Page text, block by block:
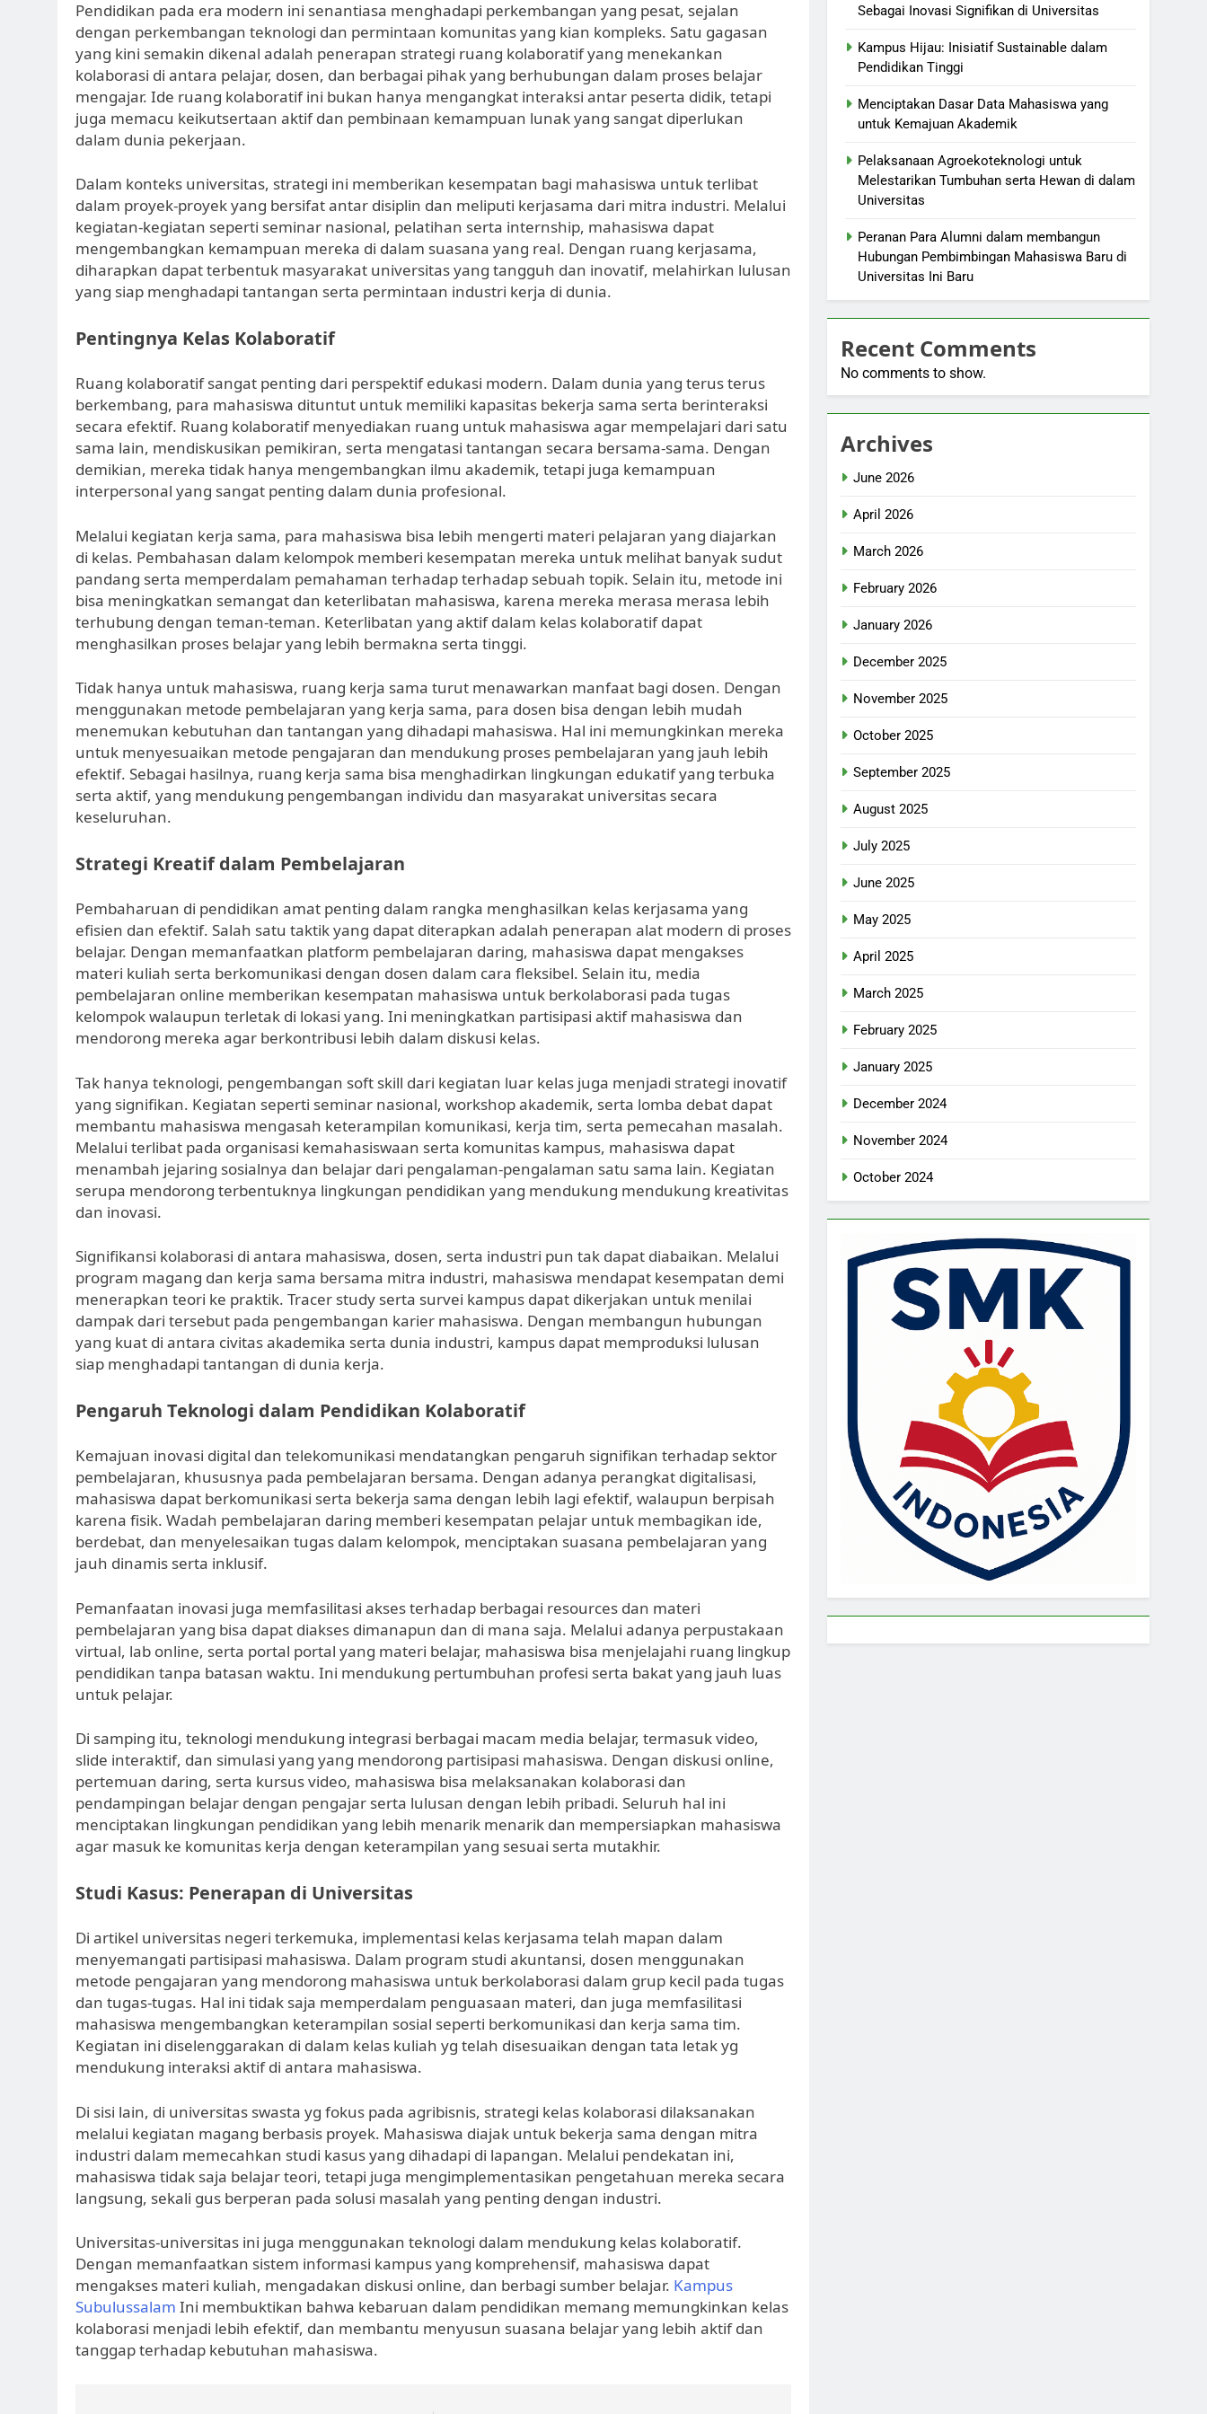
6 Months Ago
Kegiatan Ilmiah dalam rangka Mengasah Kemampuan Menulis
6 Months Ago
Program Global: Mendidik Mahasiswa agar Bersaing pada Tingkat Internasional
6 Months Ago
Pendidikan pada era modern ini senantiasa menghadapi perkembangan yang pesat, sejalan
dengan perkembangan teknologi dan permintaan komunitas yang kian kompleks. Satu gagasan
yang kini semakin dikenal adalah penerapan strategi ruang kolaboratif yang menekankan
kolaborasi di antara pelajar, dosen, dan berbagai pihak yang berhubungan dalam proses belajar
mengajar. Ide ruang kolaboratif ini bukan hanya mengangkat interaksi antar peserta didik, tetapi
juga memacu keikutsertaan aktif dan pembinaan kemampuan lunak yang sangat diperlukan
dalam dunia pekerjaan.
Dalam konteks universitas, strategi ini memberikan kesempatan bagi mahasiswa untuk terlibat
dalam proyek-proyek yang bersifat antar disiplin dan meliputi kerjasama dari mitra industri. Melalui
kegiatan-kegiatan seperti seminar nasional, pelatihan serta internship, mahasiswa dapat
mengembangkan kemampuan mereka di dalam suasana yang real. Dengan ruang kerjasama,
diharapkan dapat terbentuk masyarakat universitas yang tangguh dan inovatif, melahirkan lulusan
yang siap menghadapi tantangan serta permintaan industri kerja di dunia.
Pentingnya Kelas Kolaboratif
Ruang kolaboratif sangat penting dari perspektif edukasi modern. Dalam dunia yang terus terus
berkembang, para mahasiswa dituntut untuk memiliki kapasitas bekerja sama serta berinteraksi
secara efektif. Ruang kolaboratif menyediakan ruang untuk mahasiswa agar mempelajari dari satu
sama lain, mendiskusikan pemikiran, serta mengatasi tantangan secara bersama-sama. Dengan
demikian, mereka tidak hanya mengembangkan ilmu akademik, tetapi juga kemampuan
interpersonal yang sangat penting dalam dunia profesional.
Melalui kegiatan kerja sama, para mahasiswa bisa lebih mengerti materi pelajaran yang diajarkan
di kelas. Pembahasan dalam kelompok memberi kesempatan mereka untuk melihat banyak sudut
pandang serta memperdalam pemahaman terhadap terhadap sebuah topik. Selain itu, metode ini
bisa meningkatkan semangat dan keterlibatan mahasiswa, karena mereka merasa merasa lebih
terhubung dengan teman-teman. Keterlibatan yang aktif dalam kelas kolaboratif dapat
menghasilkan proses belajar yang lebih bermakna serta tinggi.
Tidak hanya untuk mahasiswa, ruang kerja sama turut menawarkan manfaat bagi dosen. Dengan
menggunakan metode pembelajaran yang kerja sama, para dosen bisa dengan lebih mudah
menemukan kebutuhan dan tantangan yang dihadapi mahasiswa. Hal ini memungkinkan mereka
untuk menyesuaikan metode pengajaran dan mendukung proses pembelajaran yang jauh lebih
efektif. Sebagai hasilnya, ruang kerja sama bisa menghadirkan lingkungan edukatif yang terbuka
serta aktif, yang mendukung pengembangan individu dan masyarakat universitas secara
keseluruhan.
Strategi Kreatif dalam Pembelajaran
Pembaharuan di pendidikan amat penting dalam rangka menghasilkan kelas kerjasama yang
efisien dan efektif. Salah satu taktik yang dapat diterapkan adalah penerapan alat modern di proses
belajar. Dengan memanfaatkan platform pembelajaran daring, mahasiswa dapat mengakses
materi kuliah serta berkomunikasi dengan dosen dalam cara fleksibel. Selain itu, media
pembelajaran online memberikan kesempatan mahasiswa untuk berkolaborasi pada tugas
kelompok walaupun terletak di lokasi yang. Ini meningkatkan partisipasi aktif mahasiswa dan
mendorong mereka agar berkontribusi lebih dalam diskusi kelas.
Tak hanya teknologi, pengembangan soft skill dari kegiatan luar kelas juga menjadi strategi inovatif
yang signifikan. Kegiatan seperti seminar nasional, workshop akademik, serta lomba debat dapat
membantu mahasiswa mengasah keterampilan komunikasi, kerja tim, serta pemecahan masalah.
Melalui terlibat pada organisasi kemahasiswaan serta komunitas kampus, mahasiswa dapat
menambah jejaring sosialnya dan belajar dari pengalaman-pengalaman satu sama lain. Kegiatan
serupa mendorong terbentuknya lingkungan pendidikan yang mendukung mendukung kreativitas
dan inovasi.
Signifikansi kolaborasi di antara mahasiswa, dosen, serta industri pun tak dapat diabaikan. Melalui
program magang dan kerja sama bersama mitra industri, mahasiswa mendapat kesempatan demi
menerapkan teori ke praktik. Tracer study serta survei kampus dapat dikerjakan untuk menilai
dampak dari tersebut pada pengembangan karier mahasiswa. Dengan membangun hubungan
yang kuat di antara civitas akademika serta dunia industri, kampus dapat memproduksi lulusan
siap menghadapi tantangan di dunia kerja.
Pengaruh Teknologi dalam Pendidikan Kolaboratif
Kemajuan inovasi digital dan telekomunikasi mendatangkan pengaruh signifikan terhadap sektor
pembelajaran, khususnya pada pembelajaran bersama. Dengan adanya perangkat digitalisasi,
mahasiswa dapat berkomunikasi serta bekerja sama dengan lebih lagi efektif, walaupun berpisah
karena fisik. Wadah pembelajaran daring memberi kesempatan pelajar untuk membagikan ide,
berdebat, dan menyelesaikan tugas dalam kelompok, menciptakan suasana pembelajaran yang
jauh dinamis serta inklusif.
Pemanfaatan inovasi juga memfasilitasi akses terhadap berbagai resources dan materi
pembelajaran yang bisa dapat diakses dimanapun dan di mana saja. Melalui adanya perpustakaan
virtual, lab online, serta portal portal yang materi belajar, mahasiswa bisa menjelajahi ruang lingkup
pendidikan tanpa batasan waktu. Ini mendukung pertumbuhan profesi serta bakat yang jauh luas
untuk pelajar.
Di samping itu, teknologi mendukung integrasi berbagai macam media belajar, termasuk video,
slide interaktif, dan simulasi yang yang mendorong partisipasi mahasiswa. Dengan diskusi online,
pertemuan daring, serta kursus video, mahasiswa bisa melaksanakan kolaborasi dan
pendampingan belajar dengan pengajar serta lulusan dengan lebih pribadi. Seluruh hal ini
menciptakan lingkungan pendidikan yang lebih menarik menarik dan mempersiapkan mahasiswa
agar masuk ke komunitas kerja dengan keterampilan yang sesuai serta mutakhir.
Studi Kasus: Penerapan di Universitas
Di artikel universitas negeri terkemuka, implementasi kelas kerjasama telah mapan dalam
menyemangati partisipasi mahasiswa. Dalam program studi akuntansi, dosen menggunakan
metode pengajaran yang mendorong mahasiswa untuk berkolaborasi dalam grup kecil pada tugas
dan tugas-tugas. Hal ini tidak saja memperdalam penguasaan materi, dan juga memfasilitasi
mahasiswa mengembangkan keterampilan sosial seperti berkomunikasi dan kerja sama tim.
Kegiatan ini diselenggarakan di dalam kelas kuliah yg telah disesuaikan dengan tata letak yg
mendukung interaksi aktif di antara mahasiswa.
Di sisi lain, di universitas swasta yg fokus pada agribisnis, strategi kelas kolaborasi dilaksanakan
melalui kegiatan magang berbasis proyek. Mahasiswa diajak untuk bekerja sama dengan mitra
industri dalam memecahkan studi kasus yang dihadapi di lapangan. Melalui pendekatan ini,
mahasiswa tidak saja belajar teori, tetapi juga mengimplementasikan pengetahuan mereka secara
langsung, sekali gus berperan pada solusi masalah yang penting dengan industri.
Universitas-universitas ini juga menggunakan teknologi dalam mendukung kelas kolaboratif.
Dengan memanfaatkan sistem informasi kampus yang komprehensif, mahasiswa dapat
mengakses materi kuliah, mengadakan diskusi online, dan berbagi sumber belajar. Kampus
Subulussalam Ini membuktikan bahwa kebaruan dalam pendidikan memang memungkinkan kelas
kolaborasi menjadi lebih efektif, dan membantu menyusun suasana belajar yang lebih aktif dan
tanggap terhadap kebutuhan mahasiswa.
Sebagai Inovasi Signifikan di Universitas
Kampus Hijau: Inisiatif Sustainable dalam
Pendidikan Tinggi
Menciptakan Dasar Data Mahasiswa yang
untuk Kemajuan Akademik
Pelaksanaan Agroekoteknologi untuk
Melestarikan Tumbuhan serta Hewan di dalam
Universitas
Peranan Para Alumni dalam membangun
Hubungan Pembimbingan Mahasiswa Baru di
Universitas Ini Baru
Recent Comments
No comments to show.
Archives
June 2026
April 2026
March 2026
February 2026
January 2026
December 2025
November 2025
October 2025
September 2025
August 2025
July 2025
June 2025
May 2025
April 2025
March 2025
February 2025
January 2025
December 2024
November 2024
October 2024